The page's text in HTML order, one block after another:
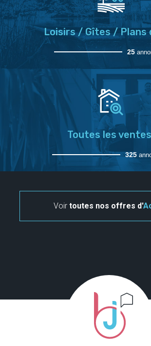
Loisirs / Gîtes / Plans
25
Toutes les ventes
325
Voir toutes nos offres d'